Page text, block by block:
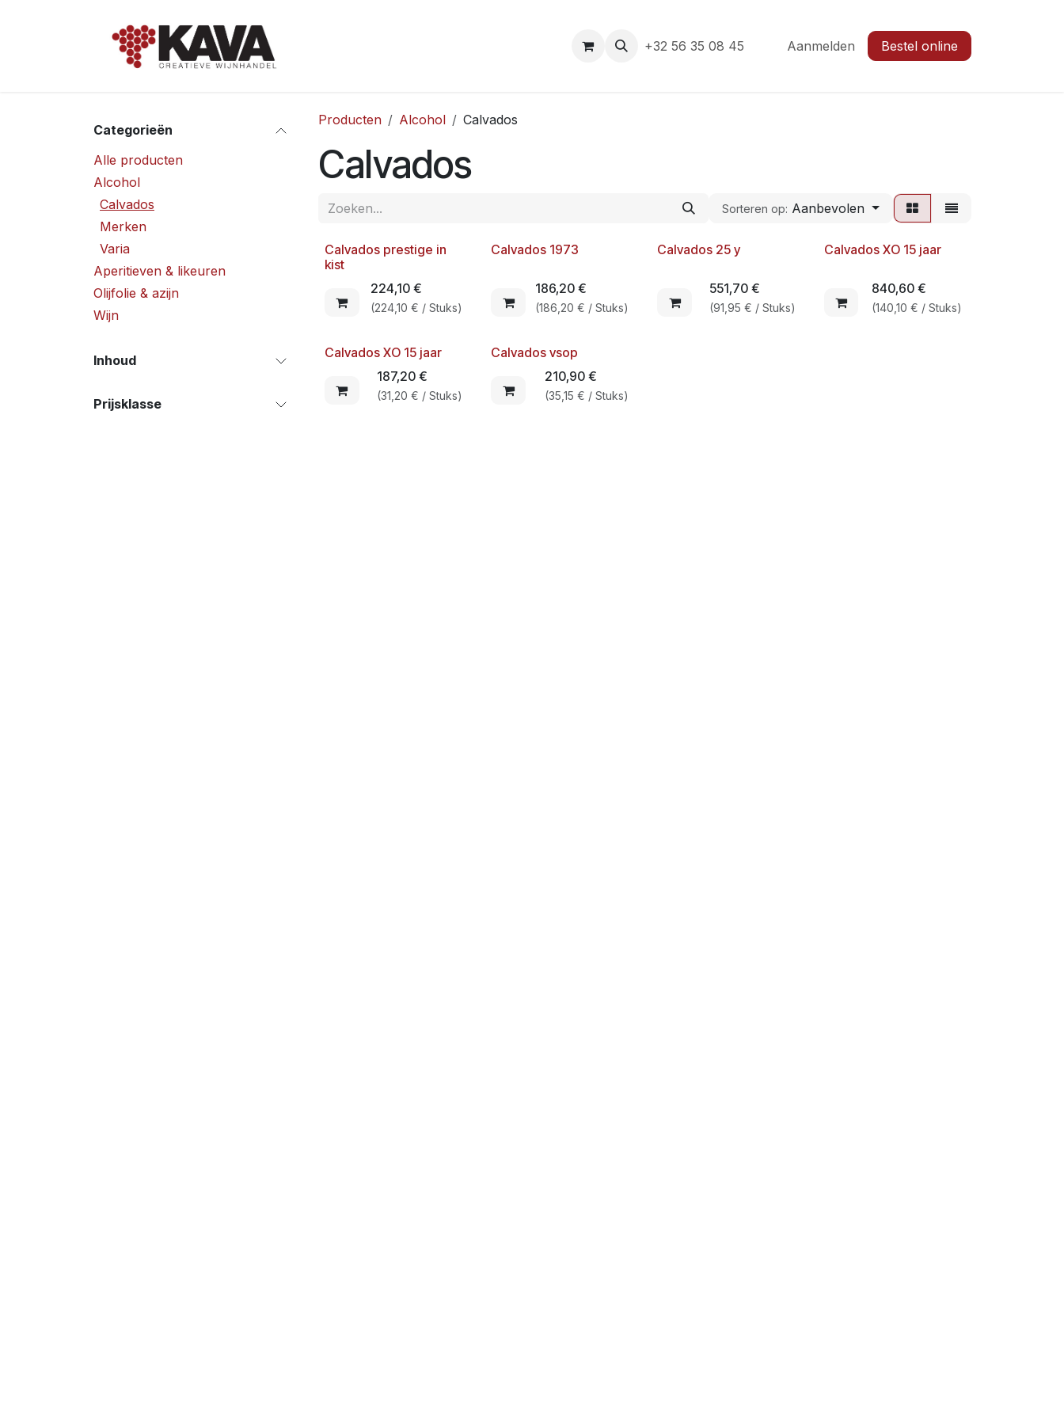
+32 56 35 08 45 Aanmelden Bestel online
Categorieën
Alle producten
Alcohol
Calvados
Merken
Varia
Aperitieven & likeuren
Olijfolie & azijn
Wijn
Inhoud
Prijsklasse
Producten Alcohol Calvados
Calvados
Sorteren op: Aanbevolen
Calvados prestige in
kist
224,10 €
(224,10 € /Stuks)
Calvados 1973
186,20 €
(186,20 € /Stuks)
Calvados 25 y
551,70€
(91,95 € / Stuks)
Calvados XO 15 jaar
840,60€
(140,10 € / Stuks)
Calvados XO 15 jaar
187,20 €
(31,20 € /Stuks)
Calvados vsop
210,90 €
(35,15 € /Stuks)